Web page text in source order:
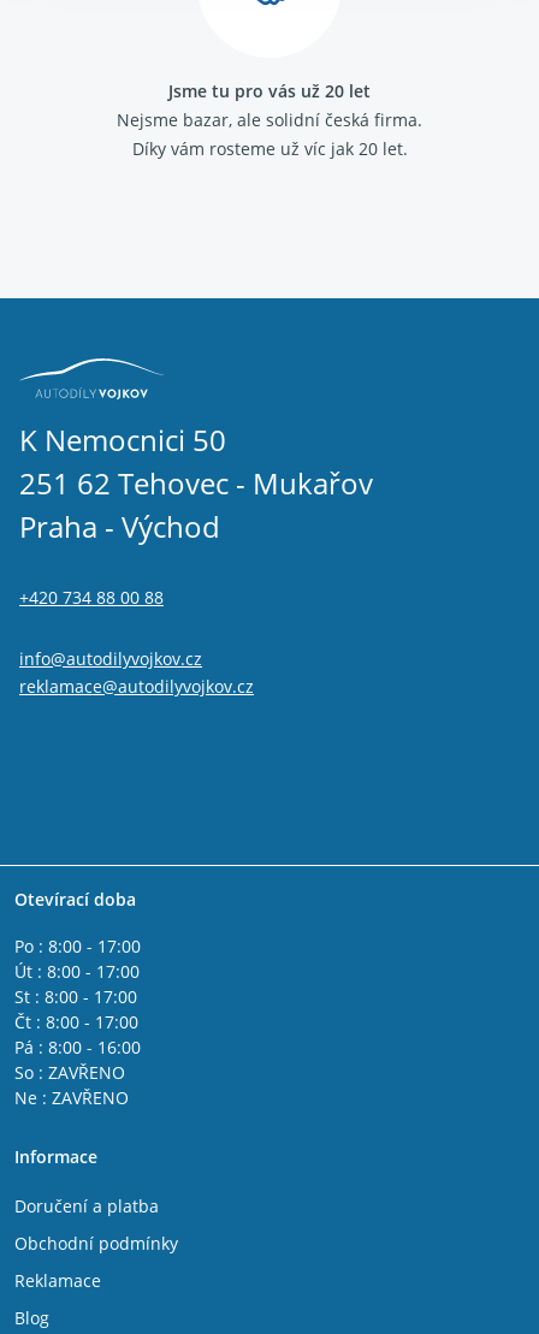
Jsme tu pro vás už 20 let
Nejsme bazar, ale solidní česká firma.
Díky vám rosteme už víc jak 20 let.
K Nemocnici 50
251 62 Tehovec - Mukařov
Praha - Východ
+420 734 88 00 88
info@autodilyvojkov.cz
reklamace@autodilyvojkov.cz
Otevírací doba
Po : 8:00 - 17:00
Út : 8:00 - 17:00
St : 8:00 - 17:00
Čt : 8:00 - 17:00
Pá : 8:00 - 16:00
So : ZAVŘENO
Ne : ZAVŘENO
Informace
Doručení a platba
Obchodní podmínky
Reklamace
Blog